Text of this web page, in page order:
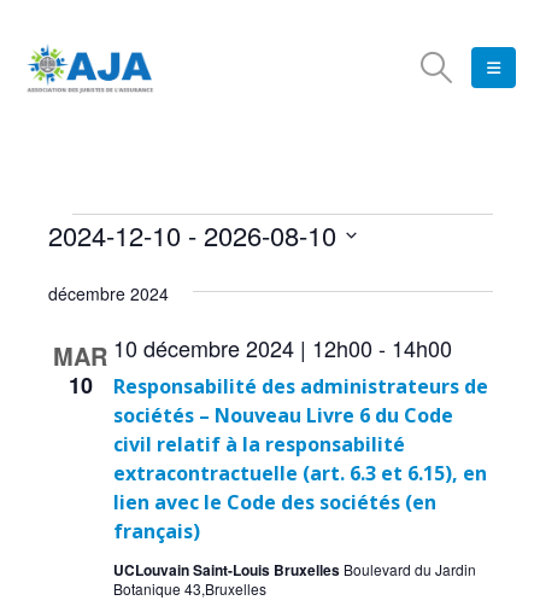
Évènements
par
2024-12-10 - 2026-08-10
une
décembre 2024
MAR
10
Responsabilité des administrateurs de
sociétés – Nouveau Livre 6 du Code
civil relatif à la responsabilité
extracontractuelle (art. 6.3 et 6.15), en
lien avec le Code des sociétés (en
français)
10 décembre 2024 | 12h00 - 14h00
UCLouvain Saint-Louis Bruxelles Boulevard du Jardin
Botanique 43,Bruxelles